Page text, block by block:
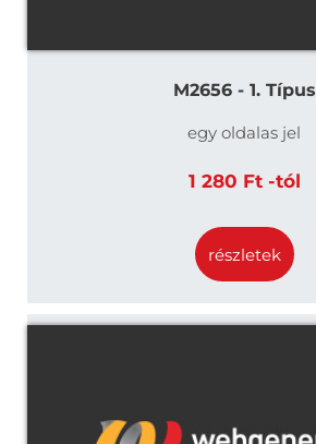
M2656 - 1. Típus
egy oldalas jel
1 280 Ft -tól
részletek